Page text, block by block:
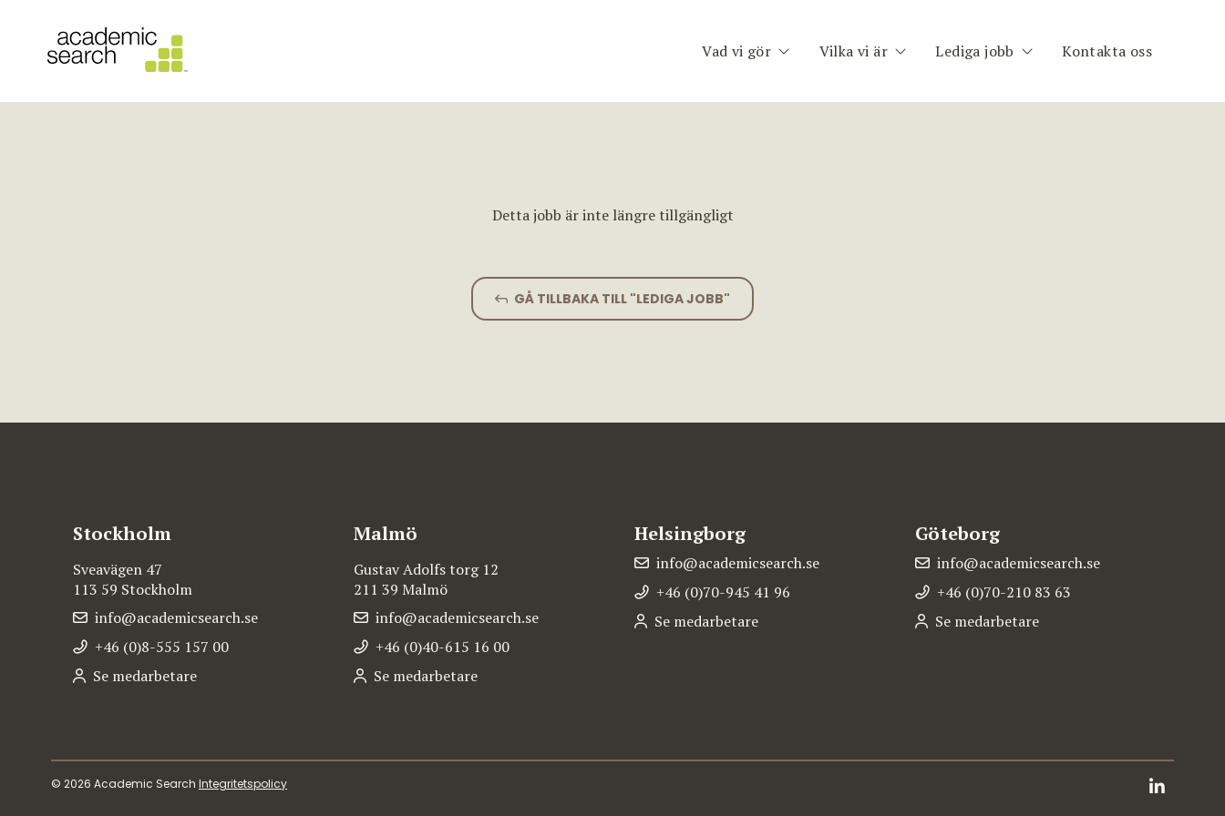
Vad vi gör
Team Assessment
Planet Consulting
Vilka vi är Lediga jobb Kontakta oss
Detta jobb är inte längre tillgängligt
GÅ TILLBAKA TILL "LEDIGA JOBB"
Stockholm
Sveavägen 47
113 59 Stockholm
info@academicsearch.se
+46 (0)8-555 157 00
Se medarbetare
Malmö
Gustav Adolfs torg 12
211 39 Malmö
info@academicsearch.se
+46 (0)40-615 16 00
Se medarbetare
Helsingborg
info@academicsearch.se
+46 (0)70-945 41 96
Se medarbetare
Göteborg
info@academicsearch.se
+46 (0)70-210 83 63
Se medarbetare
© 2026 Academic Search Integritetspolicy